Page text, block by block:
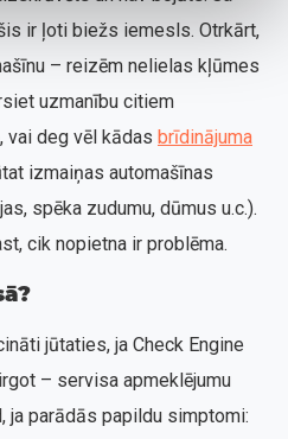
ir ļoti biežs iemesls. Otrkārt,
– reizēm nelielas kļūmes
uzmanību citiem
vai deg vēl kādas brīdinājuma
izmaiņas automašīnas
spēka zudumu, dūmus u.c.).
cik nopietna ir problēma.
jūtaties, ja Check Engine
– servisa apmeklējumu
ja parādās papildu simptomi: